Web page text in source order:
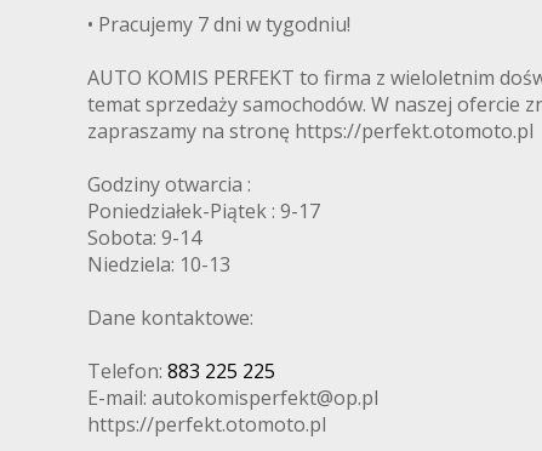
• Pracujemy 7 dni w tygodniu!
AUTO KOMIS PERFEKT to firma z wieloletnim
temat sprzedaży samochodów. W naszej ofercie
zapraszamy na stronę https://perfekt.otomoto.pl
Godziny otwarcia :
Poniedziałek-Piątek : 9-17
Sobota: 9-14
Niedziela: 10-13
Dane kontaktowe:
Telefon: 883 225 225
E-mail: autokomisperfekt@op.pl
https://perfekt.otomoto.pl